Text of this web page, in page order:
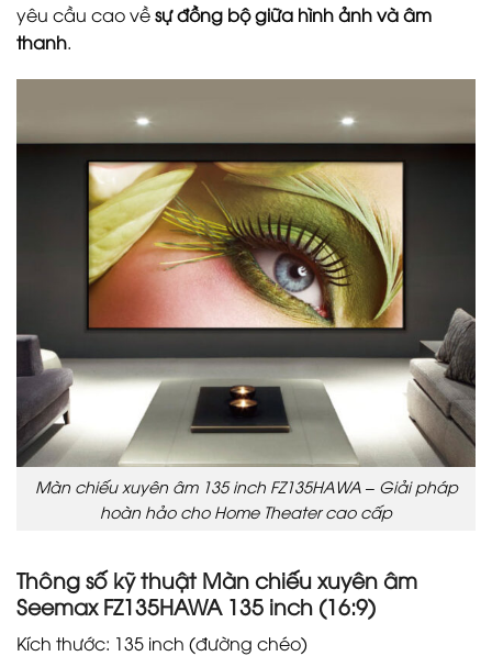
yêu cầu cao vềsự đồng bộ giữa hình ảnh và âm
thanh.
Màn chiếu xuyên âm 135 inch FZ135HAWA – Giải pháp
hoàn hảo cho Home Theater cao cấp
Thông số kỹ thuật Màn chiếu xuyên âm
Seemax FZ135HAWA 135 inch (16:9)
Kích thước: 135 inch (đường chéo)